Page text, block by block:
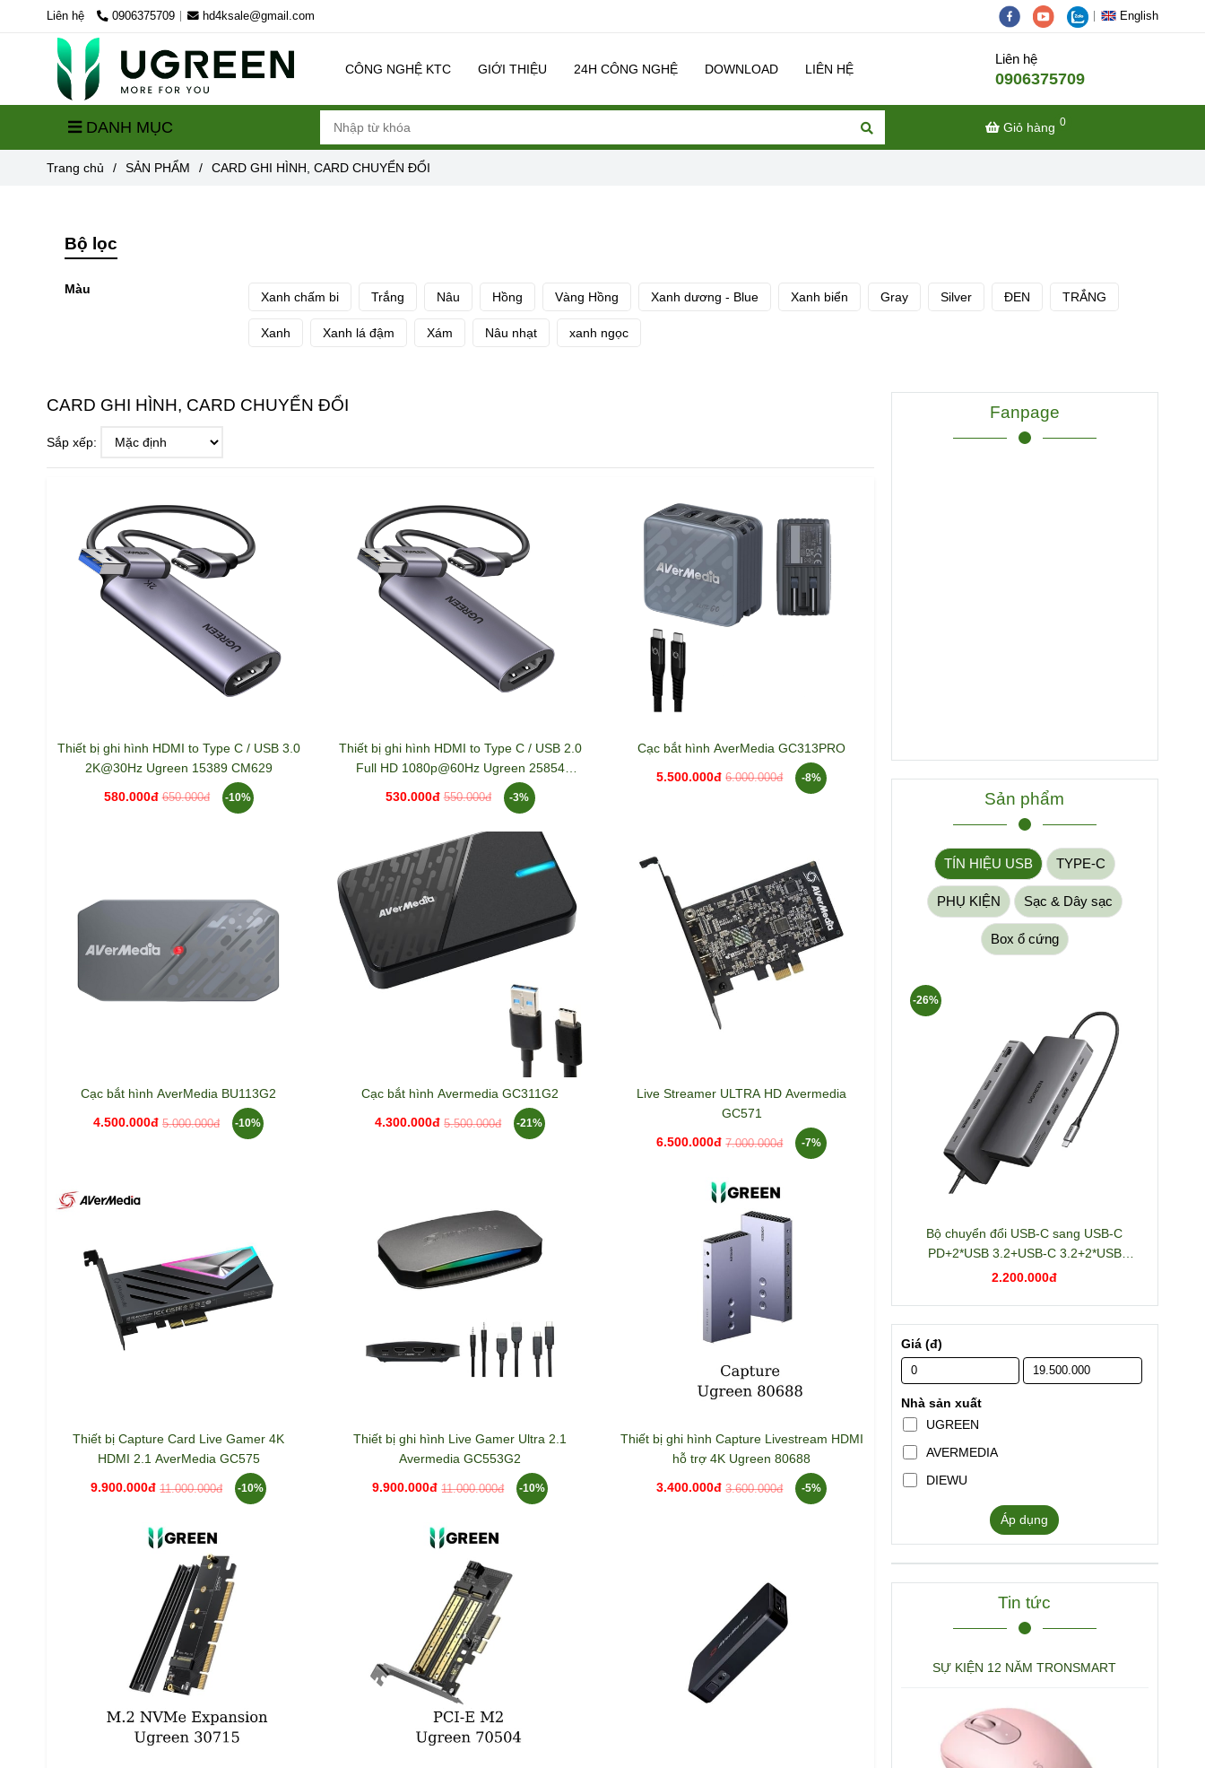
Liên hệ 0906375709 hd4ksale@gmail.com English
CÔNG NGHỆ KTC GIỚI THIỆU 24H CÔNG NGHỆ DOWNLOAD LIÊN HỆ
Liên hệ
0906375709
DANH MỤC Giỏ hàng 0
Trang chủ / SẢN PHẨM / CARD GHI HÌNH, CARD CHUYỂN ĐỔI
Bộ lọc
Màu
Xanh chấm bi Trắng Nâu Hồng Vàng Hồng Xanh dương - Blue Xanh biển Gray Silver ĐEN TRẮNG
Xanh Xanh lá đậm Xám Nâu nhạt xanh ngọc
CARD GHI HÌNH, CARD CHUYỂN ĐỔI
Sắp xếp:
Thiết bị ghi hình HDMI to Type C / USB 3.0
2K@30Hz Ugreen 15389 CM629
580.000đ 650.000đ -10%
Thiết bị ghi hình HDMI to Type C / USB 2.0
Full HD 1080p@60Hz Ugreen 25854
530.000đ 550.000đ -3%
Cạc bắt hình AverMedia GC313PRO
5.500.000đ 6.000.000đ -8%
Cạc bắt hình AverMedia BU113G2
4.500.000đ 5.000.000đ -10%
Cạc bắt hình Avermedia GC311G2
4.300.000đ 5.500.000đ -21%
Live Streamer ULTRA HD Avermedia
GC571
6.500.000đ 7.000.000đ -7%
Thiết bị Capture Card Live Gamer 4K
HDMI 2.1 AverMedia GC575
9.900.000đ 11.000.000đ -10%
Thiết bị ghi hình Live Gamer Ultra 2.1
Avermedia GC553G2
9.900.000đ 11.000.000đ -10%
Thiết bị ghi hình Capture Livestream HDMI
hỗ trợ 4K Ugreen 80688
3.400.000đ 3.600.000đ -5%
Fanpage
Sản phẩm
TÍN HIỆU USB TYPE-C
PHỤ KIỆN Sạc & Dây sạc
Box ổ cứng
Bộ chuyển đổi USB-C sang USB-C
PD+2*USB 3.2+USB-C 3.2+2*USB
3.0+RJ45+2*HDMI+DP+SD/TF+3.5mm
2.200.000đ
-26%
Giá (đ)
Nhà sản xuất
UGREEN
AVERMEDIA
DIEWU
Áp dụng
Tin tức
SỰ KIỆN 12 NĂM TRONSMART